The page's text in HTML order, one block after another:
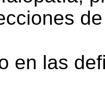
en las